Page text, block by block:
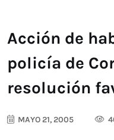
Acción de
policía de
resolución
MAYO 21, 2005